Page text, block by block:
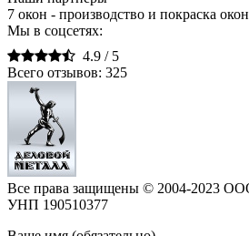
7 окон - производство и покраска
Мы в соцсетях:
4.9 / 5
Всего отзывов: 325
Все права защищены © 2004-2023
УНП 190510377